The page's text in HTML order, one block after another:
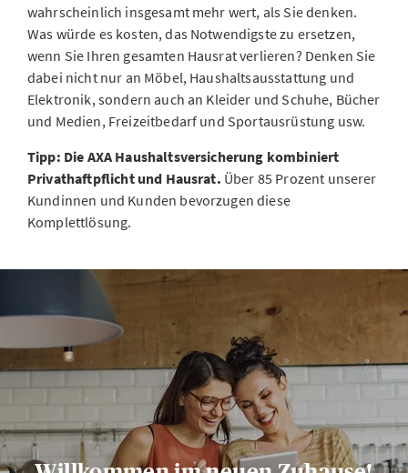
wahrscheinlich insgesamt mehr wert, als Sie denken.
Was würde es kosten, das Notwendigste zu ersetzen,
wenn Sie Ihren gesamten Hausrat verlieren? Denken Sie
dabei nicht nur an Möbel, Haushaltsausstattung und
Elektronik, sondern auch an Kleider und Schuhe, Bücher
und Medien, Freizeitbedarf und Sportausrüstung usw.
Tipp: Die AXA Haushaltsversicherung kombiniert
Privathaftpflicht und Hausrat. Über 85 Prozent unserer
Kundinnen und Kunden bevorzugen diese
Komplettlösung.